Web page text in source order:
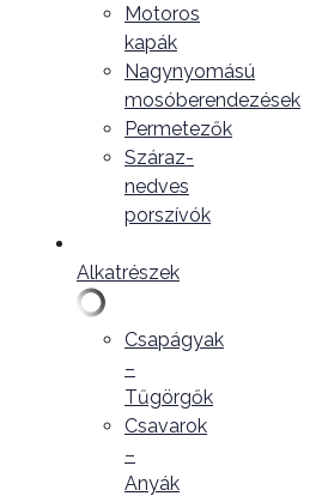
Motoros
kapák
Nagynyomású
mosóberendezések
Permetezők
Száraz-
nedves
porszívók
Alkatrészek
Csapágyak
–
Tűgörgők
Csavarok
–
Anyák